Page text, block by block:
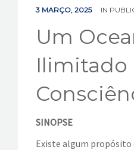
VÍDEOS
CONTATOS
EVENTOS
3 MARÇO, 2025 IN
Um
Ilimitado
SINOPSE
Existe algum propósito